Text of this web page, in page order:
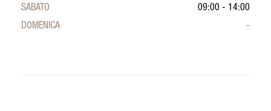
SABATO
09:00 - 14:00
DOMENICA
-